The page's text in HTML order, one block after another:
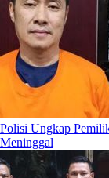
Polisi Ungkap
Meninggal